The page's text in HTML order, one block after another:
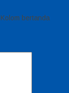
bertanda